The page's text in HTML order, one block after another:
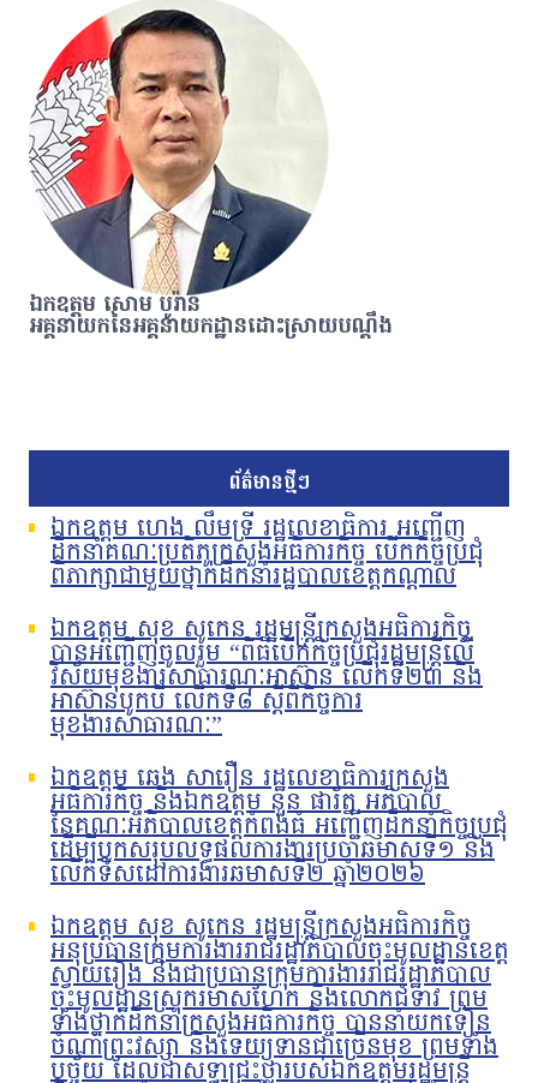
ឯកឧត្តម សោម បូរ៉ាន់
អគ្គនាយកនៃអគ្គនាយកដ្ឋានដោះស្រាយបណ្តឹង
ព័ត៌មានថ្មីៗ
ឯកឧត្តម ហេង លឹមទ្រី រដ្ឋលេខាធិការ អញ្ជើញ
ដឹកនាំគណៈប្រតិភូក្រសួងអធិការកិច្ច បើកកិច្ចប្រជុំ
ពិភាក្សាជាមួយថ្នាក់ដឹកនាំរដ្ឋបាលខេត្តកណ្តាល
ឯកឧត្តម សុខ សូកេន រដ្ឋមន្រ្តីក្រសួងអធិការកិច្ច
បានអញ្ជើញចូលរួម “ពិធីបើកកិច្ចប្រជុំរដ្ឋមន្ត្រីលើ
វិស័យមុខងារសាធារណៈអាស៊ាន លើកទី២៣ និង
អាស៊ានបូកបី លើកទី៨ ស្តីពីកិច្ចការ
មុខងារសាធារណៈ”
ឯកឧត្តម ឆេង សារឿន រដ្ឋលេខាធិការក្រសួង
អធិការកិច្ច និងឯកឧត្តម នួន ផារ័ត្ន អភិបាល
នៃគណៈអភិបាលខេត្តកំពង់ធំ អញ្ជើញដឹកនាំកិច្ចប្រជុំ
ដើម្បីបូកសរុបលទ្ធផលការងារប្រចាំឆមាសទី១ និង
លើកទិសដៅការងារឆមាសទី២ ឆ្នាំ២០២៦
ឯកឧត្តម សុខ សូកេន រដ្ឋមន្រ្តីក្រសួងអធិការកិច្ច
អនុប្រធានក្រុមការងាររាជរដ្ឋាភិបាលចុះមូលដ្ឋានខេត្ត
ស្វាយរៀង និងជាប្រធានក្រុមការងាររាជរដ្ឋាភិបាល
ចុះមូលដ្ឋានស្រុករមាសហែក និងលោកជំទាវ ព្រម
ទាំងថ្នាក់ដឹកនាំក្រសួងអធិការកិច្ច បាននាំយកទៀន
ចំណាំព្រះវស្សា និងទេយ្យទានជាច្រើនមុខ ព្រមទាំង
បច្ច័យ ដែលជាសទ្ធាជ្រះថ្លារបស់ឯកឧត្តមរដ្ឋមន្រ្តី